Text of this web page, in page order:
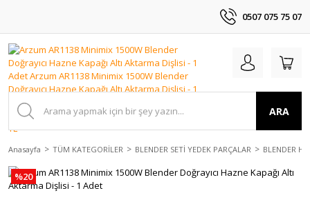
0507 075 75 07
ARA
Anasayfa TÜM KATEGORİLER BLENDER SETİ YEDEK PARÇALAR BLENDER
%20